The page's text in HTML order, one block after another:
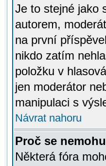
Je to stejné jako
autorem,
na první
nikdo zatím
položku v
jen moderátor
manipulaci s
Návrat nahoru
Proč se
Některá fóra